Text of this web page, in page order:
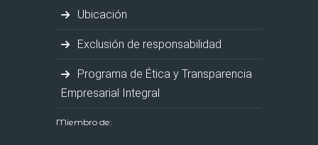
Ubicación
Exclusión de responsabilidad
Programa de Ética y Transparencia
Empresarial Integral
Miembro de: